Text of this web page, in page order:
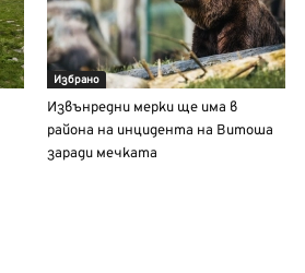
Избрано
Извънредни мерки ще има в
района на инцидента на Витоша
заради мечката